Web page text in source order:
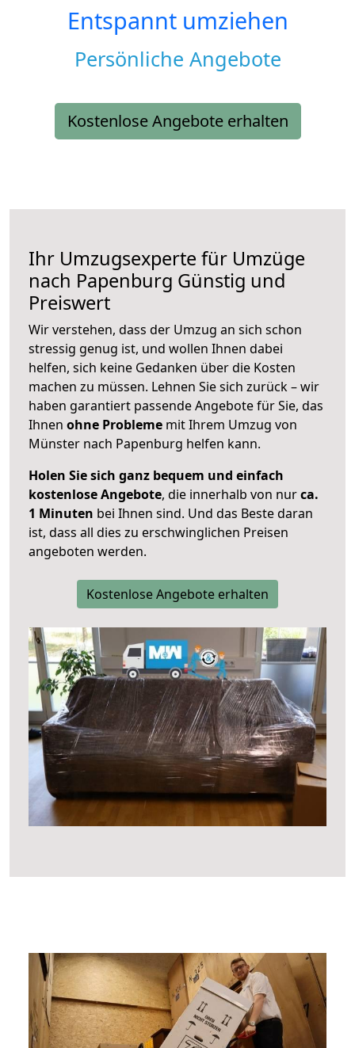
Entspannt umziehen
Persönliche Angebote
Kostenlose Angebote erhalten
Ihr Umzugsexperte für Umzüge
nach Papenburg Günstig und
Preiswert
Wir verstehen, dass der Umzug an sich schon
stressig genug ist, und wollen Ihnen dabei
helfen, sich keine Gedanken über die Kosten
machen zu müssen. Lehnen Sie sich zurück – wir
haben garantiert passende Angebote für Sie, das
Ihnen ohne Probleme mit Ihrem Umzug von
Münster nach Papenburg helfen kann.
Holen Sie sich ganz bequem und einfach
kostenlose Angebote, die innerhalb von nurca.
1 Minuten bei Ihnen sind. Und das Beste daran
ist, dass all dies zu erschwinglichen Preisen
angeboten werden.
Kostenlose Angebote erhalten